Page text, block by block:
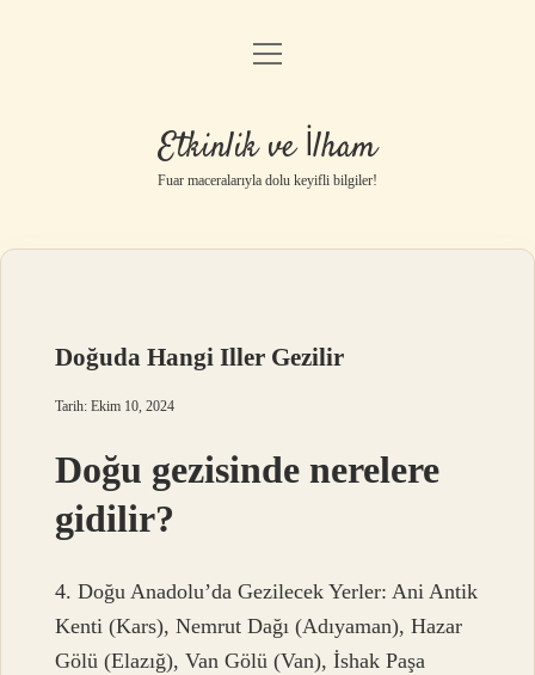
Anasayfa
Gizlilik Politikası
Yasal Uyarı
menüyü
Etkinlik ve İlham
Fuar maceralarıyla dolu keyifli bilgiler!
Doğuda Hangi Iller Gezilir
Tarih: Ekim 10, 2024
Doğu gezisinde nerelere
gidilir?
4. Doğu Anadolu’da Gezilecek Yerler: Ani Antik
Kenti (Kars), Nemrut Dağı (Adıyaman), Hazar
Gölü (Elazığ), Van Gölü (Van), İshak Paşa